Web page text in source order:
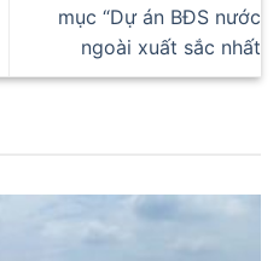
mục “Dự án BĐS nước
ngoài xuất sắc nhất